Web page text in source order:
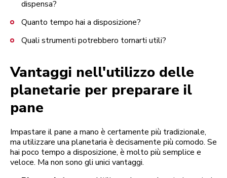
dispensa?
Quanto tempo hai a disposizione?
Quali strumenti potrebbero tornarti utili?
Vantaggi nell'utilizzo delle
planetarie per preparare il
pane
Impastare il pane a mano è certamente più tradizionale,
ma utilizzare una planetaria è decisamente più comodo. Se
hai poco tempo a disposizione, è molto più semplice e
veloce. Ma non sono gli unici vantaggi.